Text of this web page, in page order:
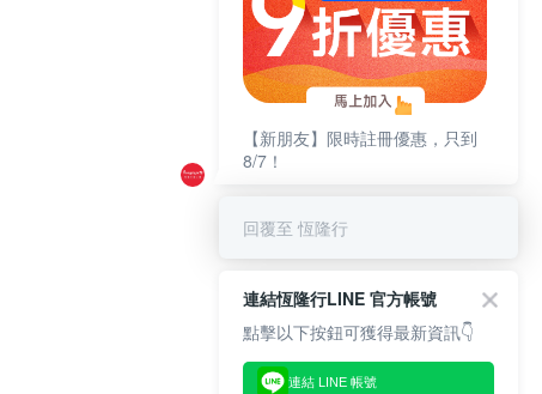
【新朋友】限時註冊優惠，只到
8/7！
回覆至 恆隆行
連結恆隆行LINE 官方帳號
點擊以下按鈕可獲得最新資訊👇
連結 LINE 帳號